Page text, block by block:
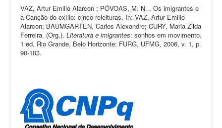
VAZ, Artur Emilio Alarcon ; PÓVOAS, M. N. . Os imigrantes e
a Canção do exílio: cinco releituras. In: VAZ, Artur Emilio
Alarcon; BAUMGARTEN, Carlos Alexandre; CURY, Maria Zilda
Ferreira. (Org.). Literatura e imigrantes: sonhos em movimento.
1 ed. Rio Grande, Belo Horizonte: FURG, UFMG, 2006, v. 1, p.
90-103.